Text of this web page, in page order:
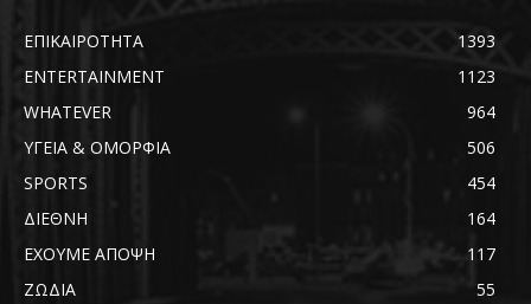
ΕΠΙΚΑΙΡΟΤΗΤΑ
1393
ENTERTAINMENT
1123
WHATEVER
964
ΥΓΕΙΑ & ΟΜΟΡΦΙΑ
506
SPORTS
454
ΔΙΕΘΝΗ
164
ΕΧΟΥΜΕ ΑΠΟΨΗ
117
ΖΩΔΙΑ
55